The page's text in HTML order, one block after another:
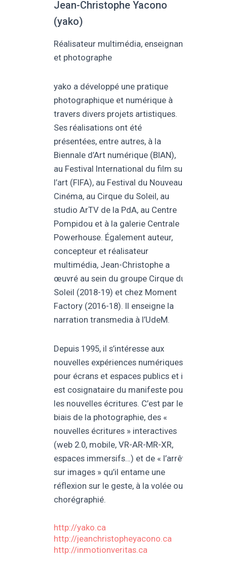
Jean-Christophe Yacono
(yako)
Réalisateur multimédia, enseignant
et photographe
yako a développé une pratique
photographique et numérique à
travers divers projets artistiques.
Ses réalisations ont été
présentées, entre autres, à la
Biennale d’Art numérique (BIAN),
au Festival International du film sur
l’art (FIFA), au Festival du Nouveau
Cinéma, au Cirque du Soleil, au
studio ArTV de la PdA, au Centre
Pompidou et à la galerie Centrale
Powerhouse. Également auteur,
concepteur et réalisateur
multimédia, Jean-Christophe a
œuvré au sein du groupe Cirque du
Soleil (2018-19) et chez Moment
Factory (2016-18). Il enseigne la
narration transmedia à l’UdeM.
Depuis 1995, il s’intéresse aux
nouvelles expériences numériques
pour écrans et espaces publics et il
est cosignataire du manifeste pour
les nouvelles écritures. C’est par le
biais de la photographie, des «
nouvelles écritures » interactives
(web 2.0, mobile, VR-AR-MR-XR,
espaces immersifs…) et de « l’arrêt
sur images » qu’il entame une
réflexion sur le geste, à la volée ou
chorégraphié.
http://yako.ca
http://jeanchristopheyacono.ca
http://inmotionveritas.ca